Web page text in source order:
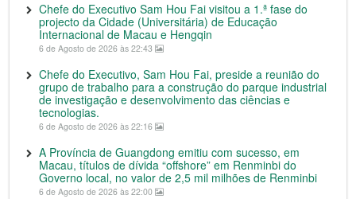
Chefe do Executivo Sam Hou Fai visitou a 1.ª fase do
projecto da Cidade (Universitária) de Educação
Internacional de Macau e Hengqin
6 de Agosto de 2026 às 22:43
Chefe do Executivo, Sam Hou Fai, preside a reunião do
grupo de trabalho para a construção do parque industrial
de investigação e desenvolvimento das ciências e
tecnologias.
6 de Agosto de 2026 às 22:16
A Província de Guangdong emitiu com sucesso, em
Macau, títulos de dívida “offshore” em Renminbi do
Governo local, no valor de 2,5 mil milhões de Renminbi
6 de Agosto de 2026 às 22:00